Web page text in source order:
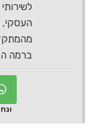
העסקי,
ברמה